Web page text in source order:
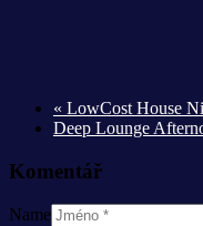
« LowCost House
Deep Lounge
Komentář
Name